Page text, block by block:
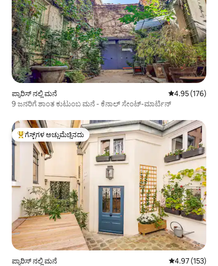
ಪ್ಯಾರಿಸ್ ನಲ್ಲಿ ಮನೆ 5 ರಲ್ಲಿ 4.95
4.95 (176)
9 ಜನರಿಗೆ ಶಾಂತ ಕುಟುಂಬ ಮನೆ - ಕೆನಾಲ್ ಸೇಂಟ್-ಮಾರ್ಟಿನ್
ಗೆಸ್ಟ್‌ಗಳಿಗೆ ಅತಿ ಹೆಚ್ಚು ಅಚ್ಚುಮೆಚ್ಚಿನದು
ಗೆಸ್ಟ್‌ಗಳ ಅಚ್ಚುಮೆಚ್ಚಿನದು
ಪ್ಯಾರಿಸ್ ನಲ್ಲಿ ಮನೆ 5 ರಲ್ಲಿ 4.97
4.97 (153)